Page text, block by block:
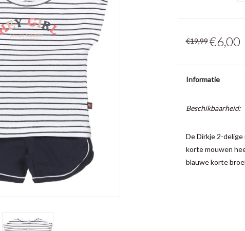
€19,99 €6,00
Informatie
Beschikbaarheid:
De Dirkje 2-
korte mouwen
blauwe korte